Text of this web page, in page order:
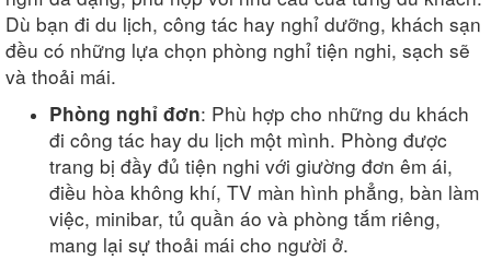
Dù bạn đi du lịch, công tác hay nghỉ dưỡng, khách sạn
đều có những lựa chọn phòng nghỉ tiện nghi, sạch sẽ
và thoải mái.
Phòng nghỉ đơn: Phù hợp cho những du khách
đi công tác hay du lịch một mình. Phòng được
trang bị đầy đủ tiện nghi với giường đơn êm ái,
điều hòa không khí, TV màn hình phẳng, bàn làm
việc, minibar, tủ quần áo và phòng tắm riêng,
mang lại sự thoải mái cho người ở.